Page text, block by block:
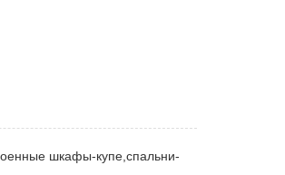
шкафы-купе,спальни-